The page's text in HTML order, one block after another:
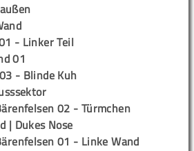
- Linker Teil
01
- Blinde Kuh
02 - Türmchen
| Dukes Nose
01 - Linke Wand